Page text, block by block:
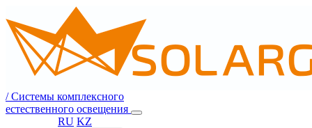
/ Системы комплексного
естественного освещения
RU KZ